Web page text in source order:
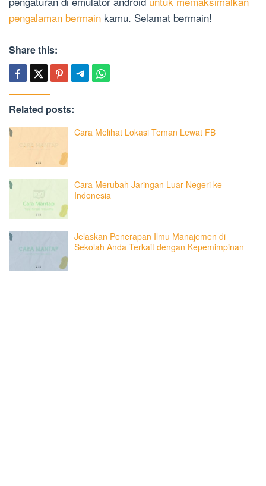
pengalaman bermain kamu. Selamat bermain!
Share this:
Related posts:
Cara Melihat Lokasi Teman Lewat FB
Cara Merubah Jaringan Luar Negeri ke
Indonesia
Jelaskan Penerapan Ilmu Manajemen di
Sekolah Anda Terkait dengan Kepemimpinan